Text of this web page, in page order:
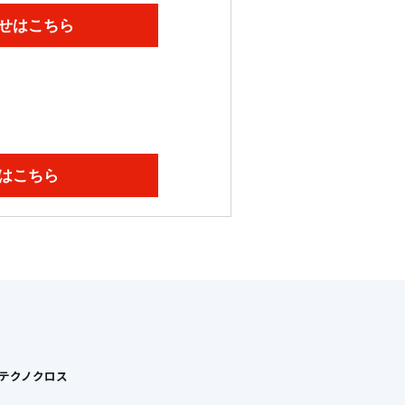
はこちら
こちら
クノクロス